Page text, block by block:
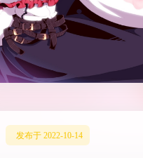
发布于 2022-10-14